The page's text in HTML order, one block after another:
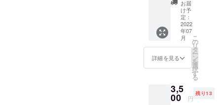
いただ
きま
す。
井上鉄
平がイ
ラスト
付きお
礼メー
ルを送
らせて
トは当
日受付
でお引
替えと
なりま
す。
お届
け予
定：
2022
年07
月
詳細を見る
こ
の
リ
タ
ー
ン
を
選
択
す
る
3,5
00 円
残り13